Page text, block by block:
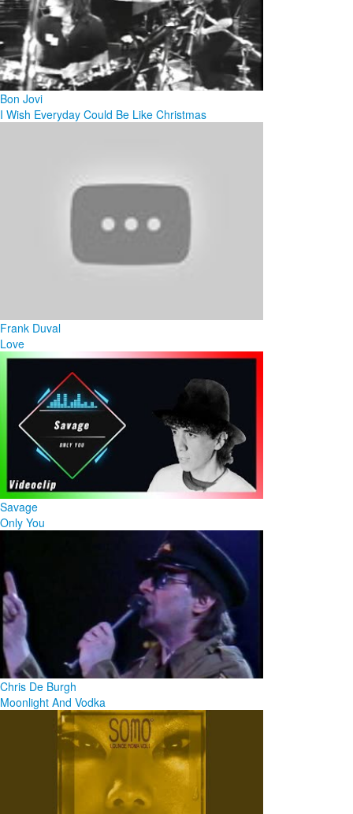
Bon Jovi
I Wish Everyday Could Be Like Christmas
Frank Duval
Love
Savage
Only You
Chris De Burgh
Moonlight And Vodka